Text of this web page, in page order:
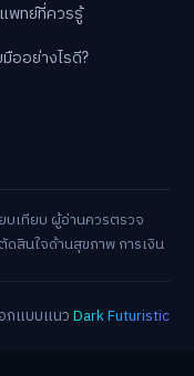
พทย์ที่ควรรู้
ออย่างไรดี?
บเทียบ ผู้อ่านควรตรวจ
สินใจด้านสุขภาพ การเงิน
กแบบแนวDark Futuristic